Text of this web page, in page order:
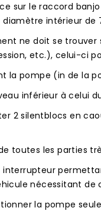
sur le raccord
intérieur de
ne doit se
etc.), celui-ci
la pompe (in de la
inférieur à celui
2 silentblocs en
toutes les parties
nécessitant
la pompe